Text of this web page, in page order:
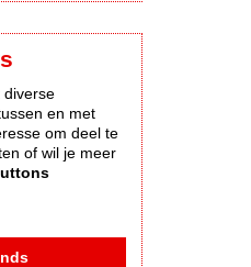
diverse
en met
om deel te
of wil je meer